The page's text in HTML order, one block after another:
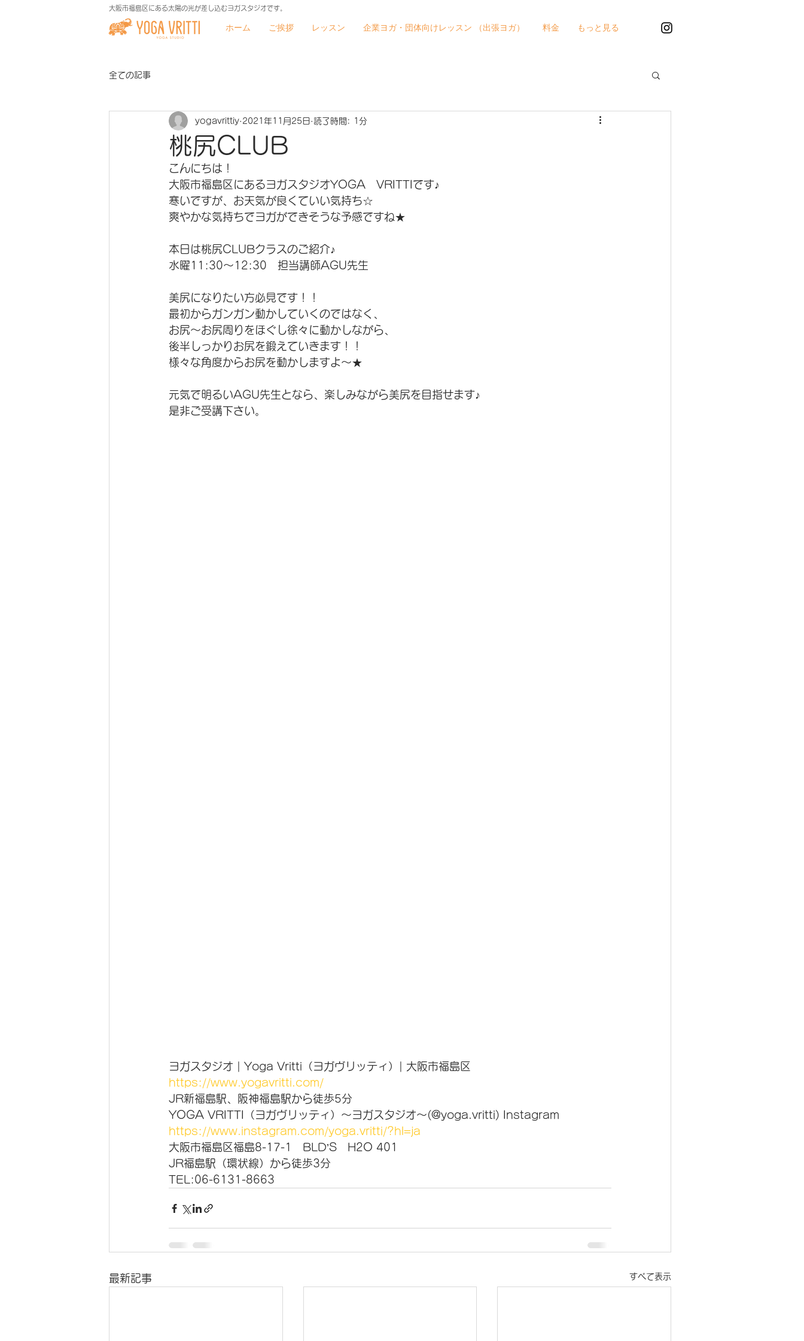
大阪市福島区にある太陽の光が差し込むヨガスタジオです。
ホーム ご挨拶 レッスン 企業ヨガ・団体向けレッスン （出張ヨガ） 料金 もっと見る
全ての記事
桃尻CLUB
yogavrittiy 2021年11月25日 読了時間: 1分
こんにちは！
大阪市福島区にあるヨガスタジオYOGA　VRITTIです♪
寒いですが、お天気が良くていい気持ち☆
爽やかな気持ちでヨガができそうな予感ですね★
本日は桃尻CLUBクラスのご紹介♪
水曜11:30～12:30　担当講師AGU先生
美尻になりたい方必見です！！
最初からガンガン動かしていくのではなく、
お尻～お尻周りをほぐし徐々に動かしながら、
後半しっかりお尻を鍛えていきます！！
様々な角度からお尻を動かしますよ～★
元気で明るいAGU先生となら、楽しみながら美尻を目指せます♪
是非ご受講下さい。
ヨガスタジオ | Yoga Vritti（ヨガヴリッティ）| 大阪市福島区
https://www.yogavritti.com/
JR新福島駅、阪神福島駅から徒歩5分
YOGA VRITTI（ヨガヴリッティ）～ヨガスタジオ～(@yoga.vritti) Instagram
https://www.instagram.com/yoga.vritti/?hl=ja
大阪市福島区福島8-17-1　BLD’S　H2O 401
JR福島駅（環状線）から徒歩3分
TEL:06-6131-8663
最新記事 すべて表示